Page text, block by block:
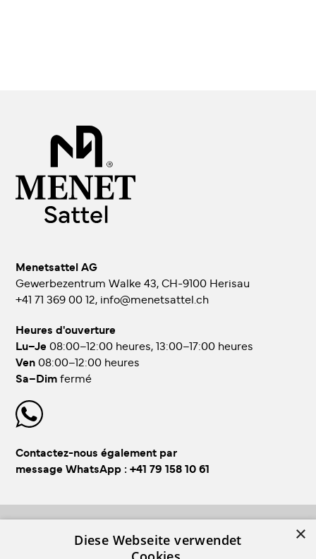
Menetsattel AG
Gewerbezentrum Walke 43, CH-9100 Herisau
+41 71 369 00 12, info@menetsattel.ch
Heures d'ouverture
Lu–Je 08:00–12:00 heures, 13:00–17:00 heures
Ven08:00–12:00 heures
Sa–Dimfermé
Contactez-nous également par
message WhatsApp : +41 79 158 10 61
FOLLOW US! ×
Diese Webseite verwendet